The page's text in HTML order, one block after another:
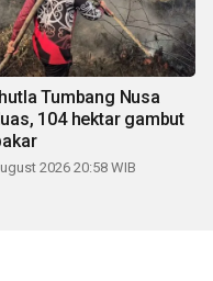
Tumbang Nusa
104 hektar gambut
2026 20:58 WIB